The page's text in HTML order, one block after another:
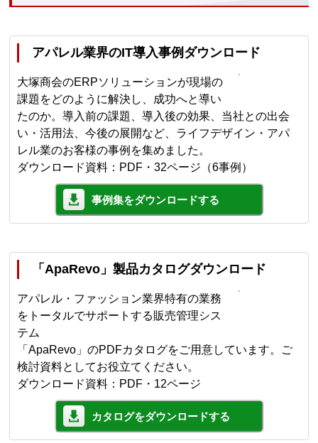
アパレル業界のIT導入事例ダウンロード
大塚商会のERPソリューションが現場の
課題をどのように解決し、成功へと導い
たのか。導入前の課題、導入後の効果、当社との出会
い・活用法、今後の展開など、ライフデザイン・アパ
レル業のお客様の事例を集めました。
ダウンロード資料：PDF・32ページ（6事例）
事例集をダウンロードする
「ApaRevo」製品カタログダウンロード
アパレル・ファッション業界特有の業務
をトータルでサポートする販売管理シス
テム
「ApaRevo」のPDFカタログをご用意しています。ご
検討資料としてお役立てください。
ダウンロード資料：PDF・12ページ
カタログをダウンロードする